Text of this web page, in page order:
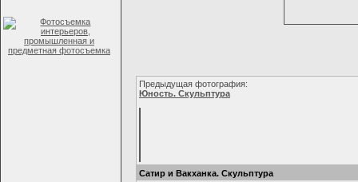
Предыдущая фотография:
Юность. Скульптура
Сатир и Вакханка. Скульптура